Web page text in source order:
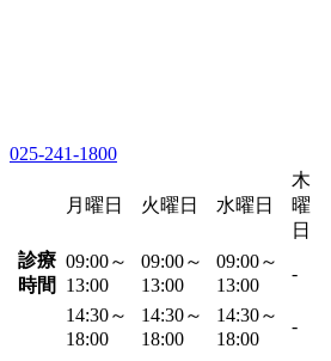
025-241-1800
月曜日 火曜日 水曜日
木
曜
日
診療
時間
09:00～
13:00
09:00～
13:00
09:00～
13:00
-
14:30～
18:00
14:30～
18:00
14:30～
18:00
-